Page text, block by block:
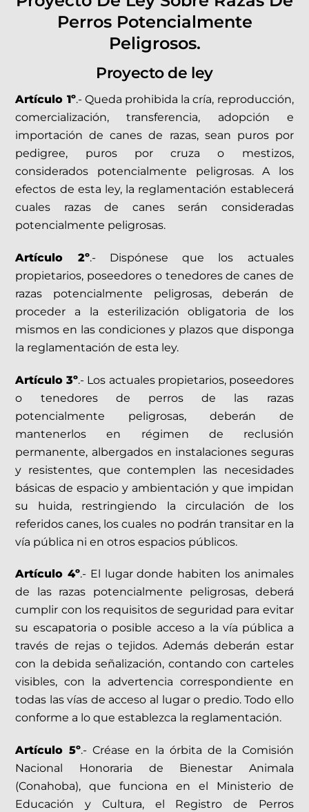
Perros Potencialmente
Peligrosos.
Proyecto de ley
Artículo 1º.- Queda prohibida la cría, reproducción,
comercialización, transferencia, adopción e
importación de canes de razas, sean puros por
pedigree, puros por cruza o mestizos,
considerados potencialmente peligrosas. A los
efectos de esta ley, la reglamentación establecerá
cuales razas de canes serán consideradas
potencialmente peligrosas.
Artículo 2º.- Dispónese que los actuales
propietarios, poseedores o tenedores de canes de
razas potencialmente peligrosas, deberán de
proceder a la esterilización obligatoria de los
mismos en las condiciones y plazos que disponga
la reglamentación de esta ley.
Artículo 3º.- Los actuales propietarios, poseedores
o tenedores de perros de las razas
potencialmente peligrosas, deberán de
mantenerlos en régimen de reclusión
permanente, albergados en instalaciones seguras
y resistentes, que contemplen las necesidades
básicas de espacio y ambientación y que impidan
su huida, restringiendo la circulación de los
referidos canes, los cuales no podrán transitar en la
vía pública ni en otros espacios públicos.
Artículo 4º.- El lugar donde habiten los animales
de las razas potencialmente peligrosas, deberá
cumplir con los requisitos de seguridad para evitar
su escapatoria o posible acceso a la vía pública a
través de rejas o tejidos. Además deberán estar
con la debida señalización, contando con carteles
visibles, con la advertencia correspondiente en
todas las vías de acceso al lugar o predio. Todo ello
conforme a lo que establezca la reglamentación.
Artículo 5º.- Créase en la órbita de la Comisión
Nacional Honoraria de Bienestar Animala
(Conahoba), que funciona en el Ministerio de
Educación y Cultura, el Registro de Perros